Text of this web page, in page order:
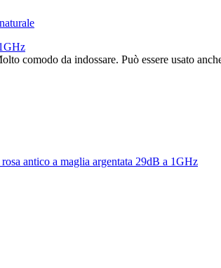
comodo da indossare. Può essere usato